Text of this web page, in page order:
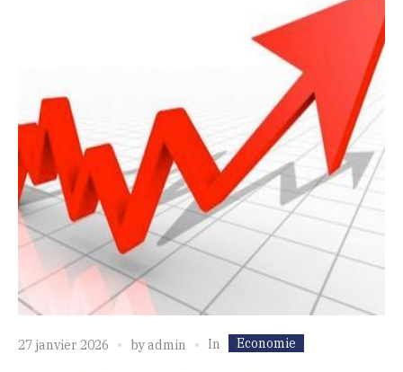
27 janvier 2026 byadmin In Economie